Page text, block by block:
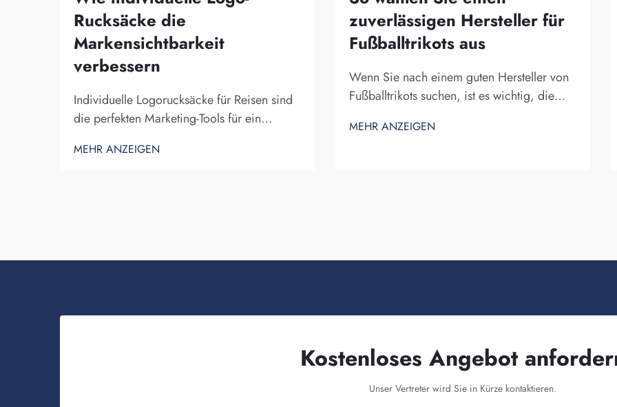
Rucksäcke die
Markensichtbarkeit
verbessern
Individuelle Logorucksäcke für Reisen sind
die perfekten Marketing-Tools für ein
Markenname vor zahlreichen Personen zur
MEHR ANZEIGEN
zuverlässigen Hersteller für
Fußballtrikots aus
Wenn Sie nach einem guten Hersteller von
Fußballtrikots suchen, ist es wichtig, die
Unternehmen, das zuverlässig ist und
MEHR ANZEIGEN
Kostenloses Angebot
Unser Vertreter wird Sie in Kürze kontaktieren.